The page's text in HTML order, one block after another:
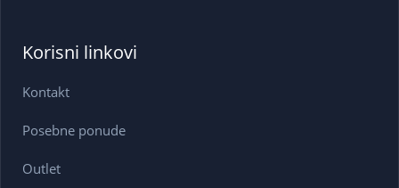
Korisni linkovi
Kontakt
Posebne ponude
Outlet